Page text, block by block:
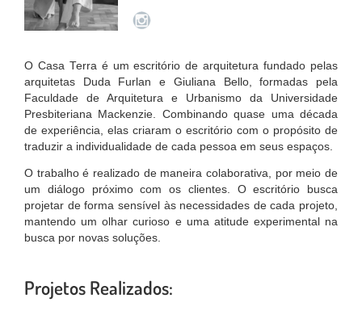
O Casa Terra é um escritório de arquitetura fundado pelas
arquitetas Duda Furlan e Giuliana Bello, formadas pela
Faculdade de Arquitetura e Urbanismo da Universidade
Presbiteriana Mackenzie. Combinando quase uma década
de experiência, elas criaram o escritório com o propósito de
traduzir a individualidade de cada pessoa em seus espaços.
O trabalho é realizado de maneira colaborativa, por meio de
um diálogo próximo com os clientes. O escritório busca
projetar de forma sensível às necessidades de cada projeto,
mantendo um olhar curioso e uma atitude experimental na
busca por novas soluções.
Projetos Realizados: